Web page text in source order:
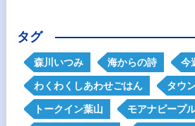
タグ
森川いつみ 海からの詩 今
わくわくしあわせごはん タウ
トークイン葉山 モアナピープ